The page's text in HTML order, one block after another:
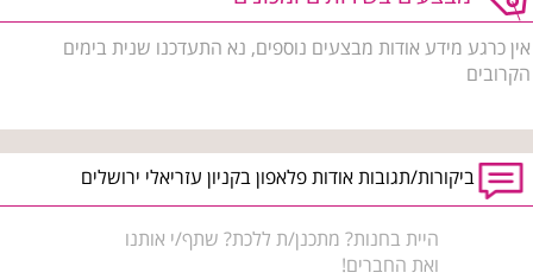
אין כרגע מידע אודות מבצעים נוספים, נא התעדכנו שנית בימים
הקרובים
ביקורות/תגובות אודות פלאפון בקניון עזריאלי ירושלים
היית בחנות? מתכנן/ת ללכת? שתף/י אותנו
ואת החברים!